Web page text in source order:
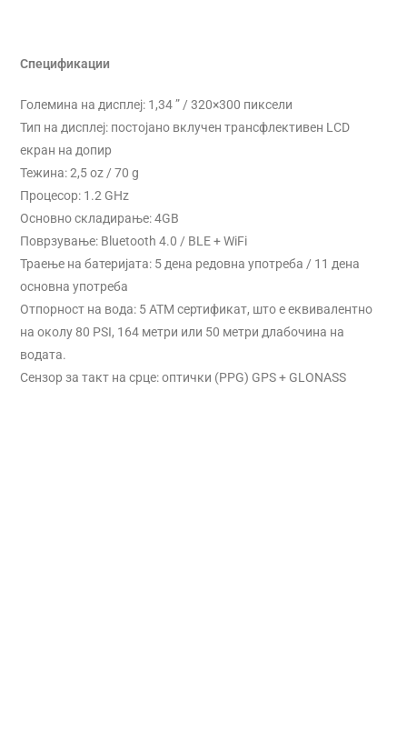
Спецификации
Големина на дисплеј: 1,34 ” / 320×300 пиксели
Тип на дисплеј: постојано вклучен трансфлективен LCD
екран на допир
Тежина: 2,5 oz / 70 g
Процесор: 1.2 GHz
Основно складирање: 4GB
Поврзување: Bluetooth 4.0 / BLE + WiFi
Траење на батеријата: 5 дена редовна употреба / 11 дена
основна употреба
Отпорност на вода: 5 АТМ сертификат, што е еквивалентно
на околу 80 PSI, 164 метри или 50 метри длабочина на
водата.
Сензор за такт на срце: оптички (PPG) GPS + GLONASS